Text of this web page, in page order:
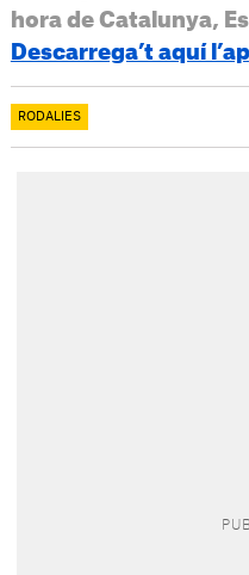
hora de Catalunya,
Descarrega’t aquí
RODALIES